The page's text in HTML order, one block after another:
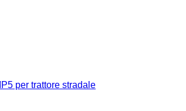
per trattore stradale